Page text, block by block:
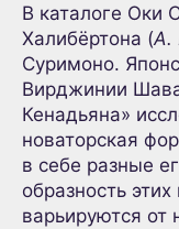
В каталоге Оки
Халибёртона (A.
Суримоно.
Вирджинии
Кенадьяна»
новаторская
в себе разные
образность
варьируются